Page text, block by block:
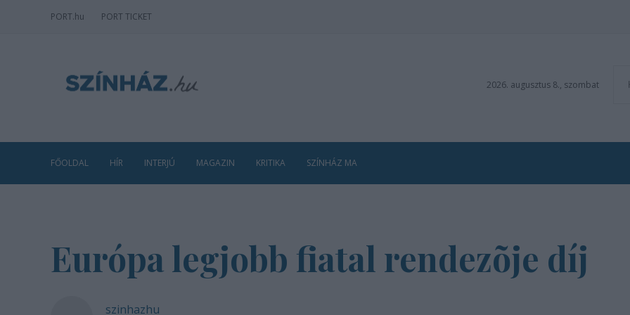
PORT.hu PORT TICKET
2026. augusztus 8., szombat
FŐOLDAL HÍR INTERJÚ MAGAZIN KRITIKA SZÍNHÁZ MA
Európa legjobb fiatal rendezõje díj
szinhazhu